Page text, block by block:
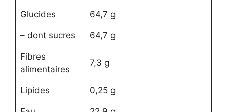
Glucides 64,7 g
– dont sucres 64,7 g
Fibres
alimentaires
7,3 g
Lipides 0,25 g